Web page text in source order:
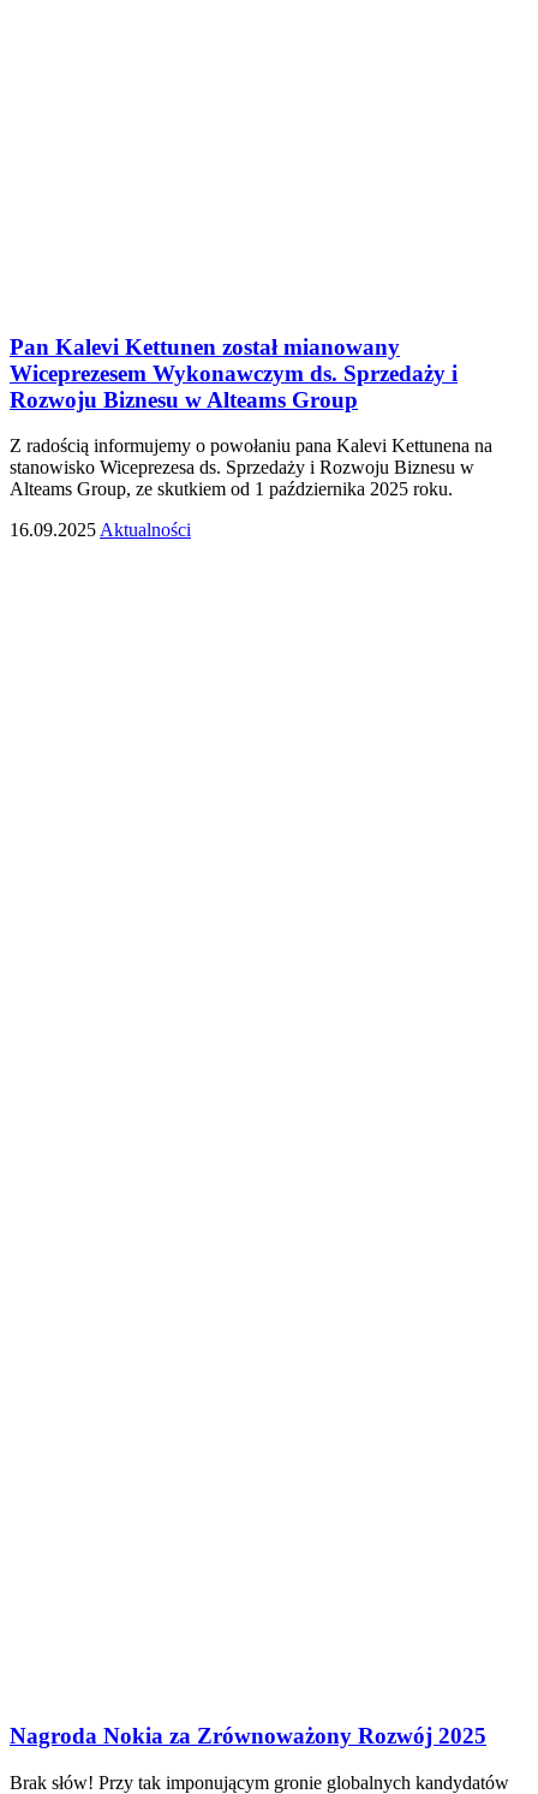
Pan Kalevi Kettunen został mianowany
Wiceprezesem Wykonawczym ds. Sprzedaży i
Rozwoju Biznesu w Alteams Group
Z radością informujemy o powołaniu pana Kalevi Kettunena na
stanowisko Wiceprezesa ds. Sprzedaży i Rozwoju Biznesu w
Alteams Group, ze skutkiem od 1 października 2025 roku.
16.09.2025 Aktualności
Nagroda Nokia za Zrównoważony Rozwój 2025
Brak słów! Przy tak imponującym gronie globalnych kandydatów